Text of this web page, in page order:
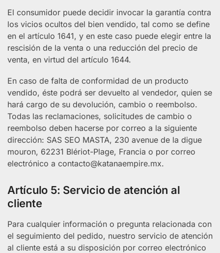
El consumidor puede decidir invocar la garantía contra
los vicios ocultos del bien vendido, tal como se define
en el artículo 1641, y en este caso puede elegir entre la
rescisión de la venta o una reducción del precio de
venta, en virtud del artículo 1644.
En caso de falta de conformidad de un producto
vendido, éste podrá ser devuelto al vendedor, quien se
hará cargo de su devolución, cambio o reembolso.
Todas las reclamaciones, solicitudes de cambio o
reembolso deben hacerse por correo a la siguiente
dirección: SAS SEO MASTA, 230 avenue de la digue
mouron, 62231 Blériot-Plage, Francia o por correo
electrónico a contacto@katanaempire.mx.
Artículo 5: Servicio de atención al
cliente
Para cualquier información o pregunta relacionada con
el seguimiento del pedido, nuestro servicio de atención
al cliente está a su disposición por correo electrónico